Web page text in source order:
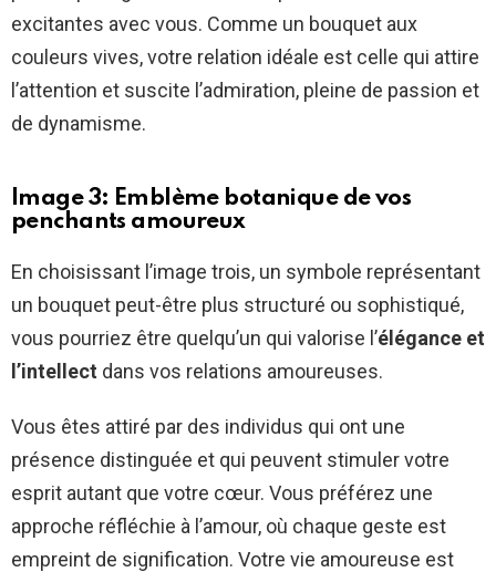
excitantes avec vous. Comme un bouquet aux
couleurs vives, votre relation idéale est celle qui attire
l’attention et suscite l’admiration, pleine de passion et
de dynamisme.
Image 3: Emblème botanique de vos
penchants amoureux
En choisissant l’image trois, un symbole représentant
un bouquet peut-être plus structuré ou sophistiqué,
vous pourriez être quelqu’un qui valorise l’élégance et
l’intellect dans vos relations amoureuses.
Vous êtes attiré par des individus qui ont une
présence distinguée et qui peuvent stimuler votre
esprit autant que votre cœur. Vous préférez une
approche réfléchie à l’amour, où chaque geste est
empreint de signification. Votre vie amoureuse est